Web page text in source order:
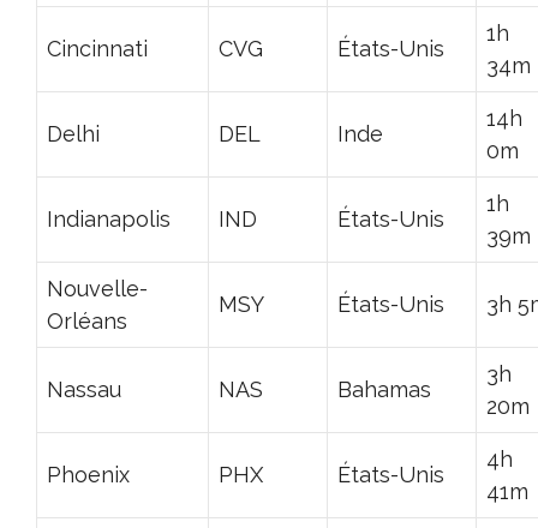
Cincinnati CVG États-Unis
1h
34m
Delhi DEL Inde
14h
0m
Indianapolis IND États-Unis
1h
39m
Nouvelle-
Orléans
MSY États-Unis 3h
Nassau NAS Bahamas
3h
20m
Phoenix PHX États-Unis
4h
41m